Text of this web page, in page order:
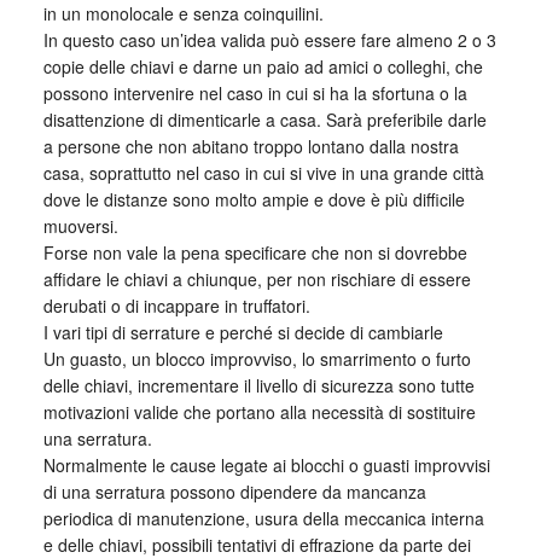
in un monolocale e senza coinquilini.
In questo caso un’idea valida può essere fare almeno 2 o 3
copie delle chiavi e darne un paio ad amici o colleghi, che
possono intervenire nel caso in cui si ha la sfortuna o la
disattenzione di dimenticarle a casa. Sarà preferibile darle
a persone che non abitano troppo lontano dalla nostra
casa, soprattutto nel caso in cui si vive in una grande città
dove le distanze sono molto ampie e dove è più difficile
muoversi.
Forse non vale la pena specificare che non si dovrebbe
affidare le chiavi a chiunque, per non rischiare di essere
derubati o di incappare in truffatori.
I vari tipi di serrature e perché si decide di cambiarle
Un guasto, un blocco improvviso, lo smarrimento o furto
delle chiavi, incrementare il livello di sicurezza sono tutte
motivazioni valide che portano alla necessità di sostituire
una serratura.
Normalmente le cause legate ai blocchi o guasti improvvisi
di una serratura possono dipendere da mancanza
periodica di manutenzione, usura della meccanica interna
e delle chiavi, possibili tentativi di effrazione da parte dei